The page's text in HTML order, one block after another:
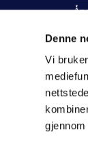
Denne
Vi